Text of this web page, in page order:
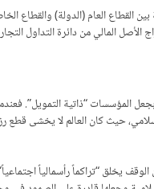
العام (الدولة) والقطاع
الأصل المالي من دائرة التداول
المؤسسات “ذاتية التمويل”.
حيث كان العالم لا يخشى
“تراكماً رأسمالياً اجتماعياً”